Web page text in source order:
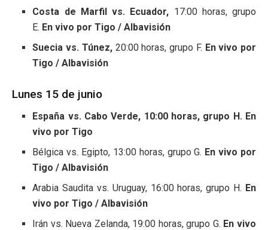
Costa de Marfil vs. Ecuador, 17:00 horas, grupo
E. En vivo por Tigo / Albavisión
Suecia vs. Túnez,20:00 horas, grupo F. En vivo por
Tigo / Albavisión
Lunes 15 de junio
España vs. Cabo Verde, 10:00 horas, grupo H. En
vivo por Tigo
Bélgica vs. Egipto, 13:00 horas, grupo G. En vivo por
Tigo / Albavisión
Arabia Saudita vs. Uruguay, 16:00 horas, grupo H. En
vivo por Tigo / Albavisión
Irán vs. Nueva Zelanda, 19:00 horas, grupo G. En vivo